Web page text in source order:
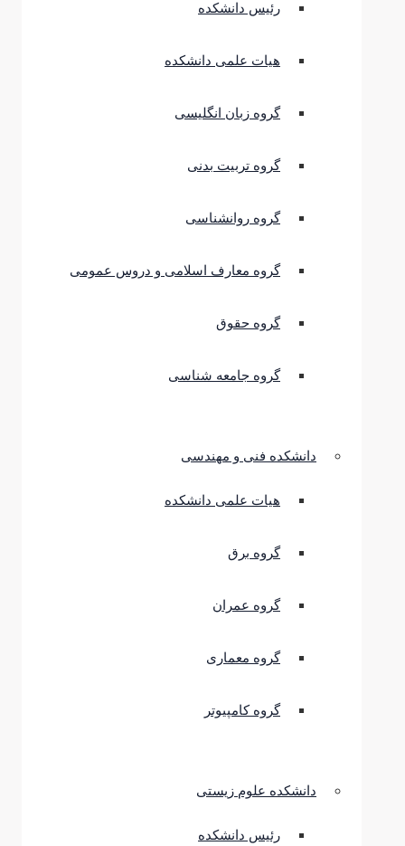
رئیس دانشکده
هیات علمی دانشکده
گروه زبان انگلیسی
گروه تربیت بدنی
گروه روانشناسی
گروه معارف اسلامی و دروس عمومی
گروه حقوق
گروه جامعه شناسی
دانشکده فنی و مهندسی
هیات علمی دانشکده
گروه برق
گروه عمران
گروه معماری
گروه کامپیوتر
دانشکده علوم زیستی
رئیس دانشکده